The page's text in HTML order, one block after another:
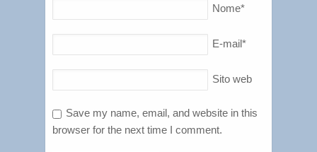
Nome*
E-mail*
Sito web
Save my name, email, and website in this
browser for the next time I comment.